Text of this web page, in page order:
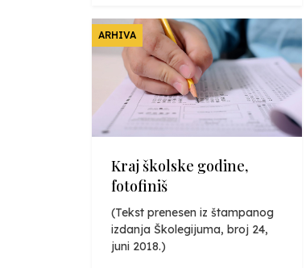
ARHIVA
Kraj školske godine,
fotofiniš
(Tekst prenesen iz štampanog
izdanja Školegijuma, broj 24,
juni 2018.)